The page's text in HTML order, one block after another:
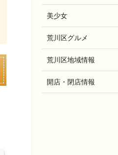
美少女
荒川区グルメ
荒川区地域情報
開店・閉店情報